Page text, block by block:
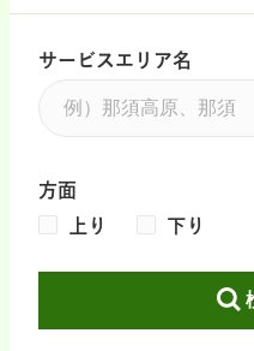
サービスエリア名
方面
上り
下り